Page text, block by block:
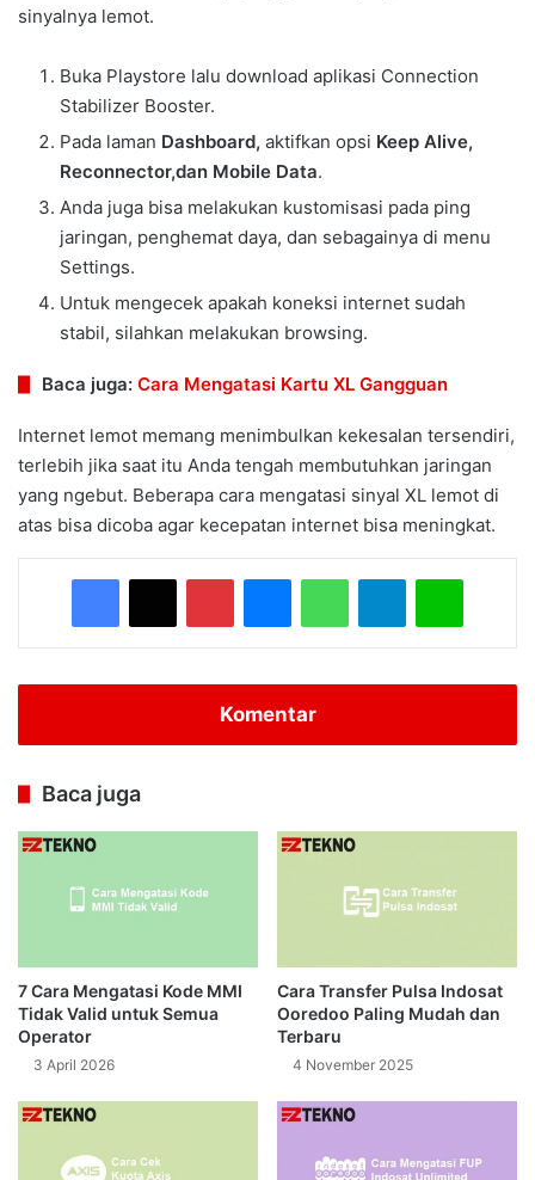
sinyalnya lemot.
Buka Playstore lalu download aplikasi Connection
Stabilizer Booster.
Pada laman Dashboard, aktifkan opsi Keep Alive,
Reconnector,dan Mobile Data.
Anda juga bisa melakukan kustomisasi pada ping
jaringan, penghemat daya, dan sebagainya di menu
Settings.
Untuk mengecek apakah koneksi internet sudah
stabil, silahkan melakukan browsing.
Baca juga: Cara Mengatasi Kartu XL Gangguan
Internet lemot memang menimbulkan kekesalan tersendiri,
terlebih jika saat itu Anda tengah membutuhkan jaringan
yang ngebut. Beberapa cara mengatasi sinyal XL lemot di
atas bisa dicoba agar kecepatan internet bisa meningkat.
Facebook
X PinterestMessengerWhatsAppTelegramLine
Komentar
Baca juga
7 Cara Mengatasi Kode MMI
Tidak Valid untuk Semua
Operator
3 April 2026
Cara Transfer Pulsa Indosat
Ooredoo Paling Mudah dan
Terbaru
4 November 2025